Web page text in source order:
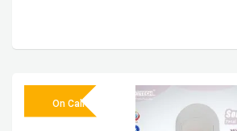
On Call